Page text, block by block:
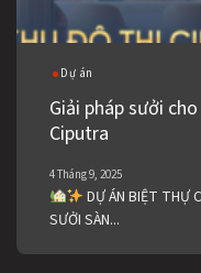
Dự án
Giải pháp sưởi
Ciputra
4 Tháng 9, 2025
SƯỞI SÀN...